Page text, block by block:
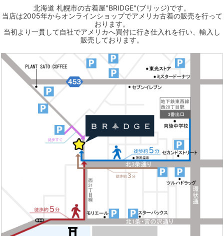
北海道 札幌市の古着屋"BRIDGE"(ブリッジ)です。
当店は2005年からオンラインショップでアメリカ古着の販売を行って
おります。
当初より一貫して自社でアメリカへ買付に行き仕入れを行い、輸入し
販売しております。